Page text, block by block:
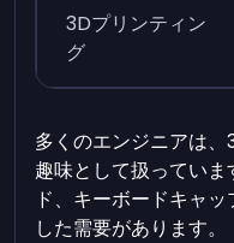
3Dプリンティン
グ
多くのエンジニアは
趣味として扱ってい
ド、キーボードキャ
した需要があります。